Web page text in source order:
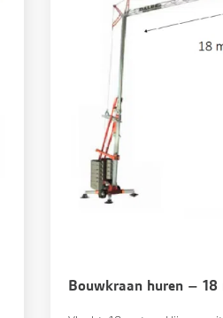
Bouwkraan huren – 18